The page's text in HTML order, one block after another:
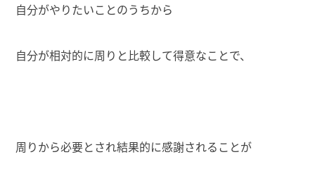
自分がやりたいことのうちから
自分が相対的に周りと比較して得意なことで、
周りから必要とされ結果的に感謝されることが